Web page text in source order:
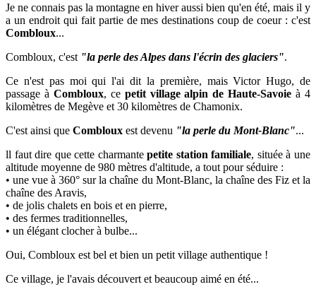
Je ne connais pas la montagne en hiver aussi bien qu'en été, mais il y
a un endroit qui fait partie de mes destinations coup de coeur : c'est
Combloux...
Combloux, c'est "la perle des Alpes dans l'écrin des glaciers".
Ce n'est pas moi qui l'ai dit la première, mais Victor Hugo, de
passage à Combloux, ce petit village alpin de Haute-Savoie à 4
kilomètres de Megève et 30 kilomètres de Chamonix.
C'est ainsi que Combloux est devenu "la perle du Mont-Blanc"...
ll faut dire que cette charmantepetite station familiale, situéeà une
altitude moyenne de 980 mètres d'altitude, a tout pour séduire :
• une vue à 360° sur la chaîne du Mont-Blanc, la chaîne des Fiz et la
chaîne des Aravis,
• de jolis chalets en bois et en pierre,
• des fermes traditionnelles,
• un élégant clocher à bulbe...
Oui, Combloux est bel et bien un petit village authentique !
Ce village, je l'avais découvert et beaucoup aimé en été...